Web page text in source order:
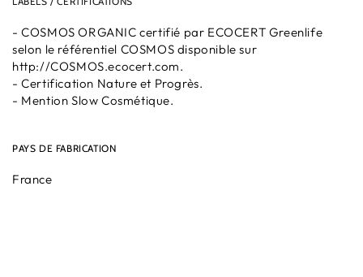
- COSMOS ORGANIC certifié par ECOCERT Greenlife
selon le référentiel COSMOS disponible sur
http://COSMOS.ecocert.com.
- Certification Nature et Progrès.
- Mention Slow Cosmétique.
PAYS DE FABRICATION
France